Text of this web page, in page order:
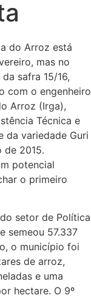
do Arroz está
mas no
safra 15/16,
com o engenheiro
Arroz (Irga),
Técnica e
da variedade Guri
de 2015.
potencial
o primeiro
setor de Política
semeou 57.337
o município foi
de arroz,
e uma
hectare. O 9º